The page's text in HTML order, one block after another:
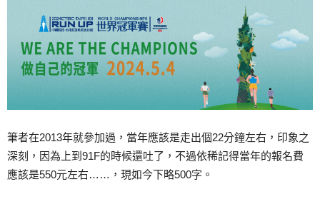
筆者在2013年就參加過，當年應該是走出個22分鐘左右，印象之
深刻，因為上到91F的時候還吐了，不過依稀記得當年的報名費
應該是550元左右……，現如今下略500字。